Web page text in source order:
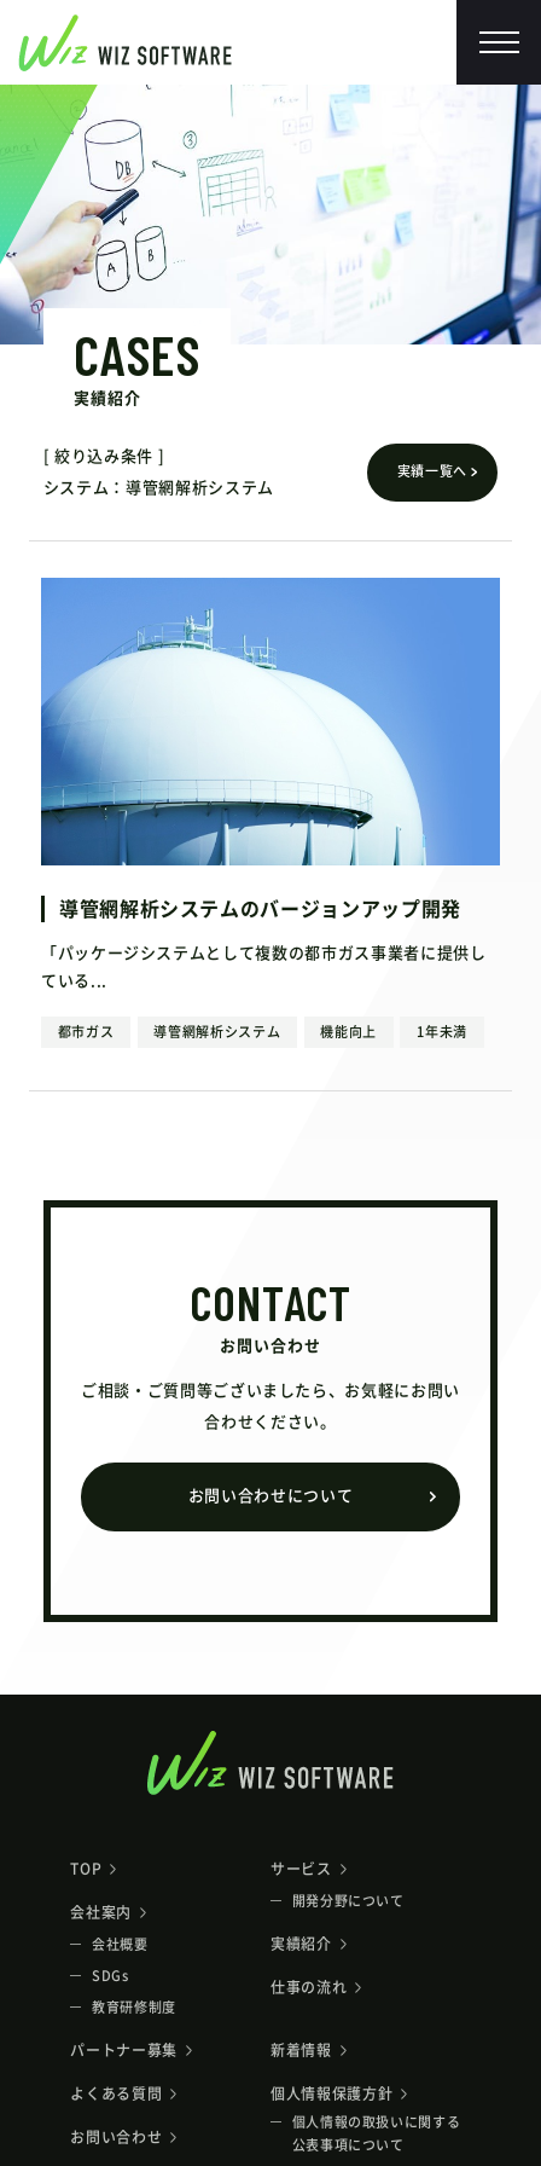
CASES
実績紹介
絞り込み条件
システム
導管網解析システム
実績一覧へ
導管網解析システムのバージョンアップ開発
「パッケージシステムとして複数の都市ガス事業者に提供し
ている...
都市ガス 導管網解析システム 機能向上 1年未満
CONTACT
お問い合わせ
ご相談・ご質問等ございましたら、お気軽にお問い
合わせください。
お問い合わせについて
TOP
会社案内
会社概要
SDGs
教育研修制度
サービス
開発分野について
実績紹介
仕事の流れ
パートナー募集
よくある質問
お問い合わせ
新着情報
個人情報保護方針
個人情報の取扱いに関する
公表事項について